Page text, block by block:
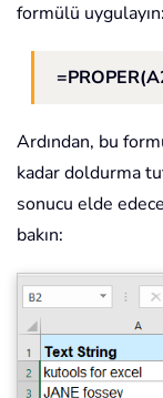
formülü uygulayın:
Ardından, bu
kadar doldurma
sonucu elde
bakın: